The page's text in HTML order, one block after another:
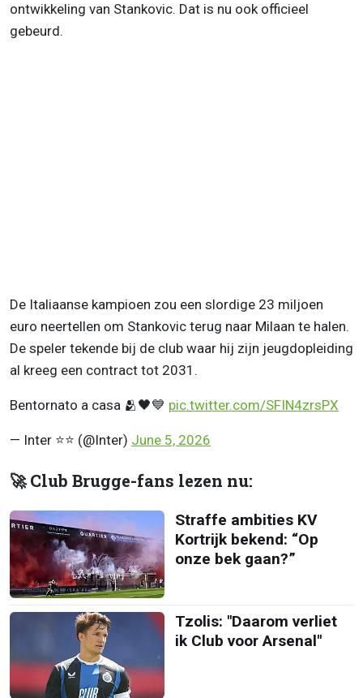
ontwikkeling van Stankovic. Dat is nu ook officieel
gebeurd.
De Italiaanse kampioen zou een slordige 23 miljoen
euro neertellen om Stankovic terug naar Milaan te halen.
De speler tekende bij de club waar hij zijn jeugdopleiding
al kreeg een contract tot 2031.
Bentornato a casa 🫂🖤💙 pic.twitter.com/SFIN4zrsPX
— Inter ⭐⭐ (@Inter) June 5, 2026
🚀 Club Brugge-fans lezen nu:
Straffe ambities KV
Kortrijk bekend: “Op
onze bek gaan?”
Tzolis: "Daarom verliet
ik Club voor Arsenal"